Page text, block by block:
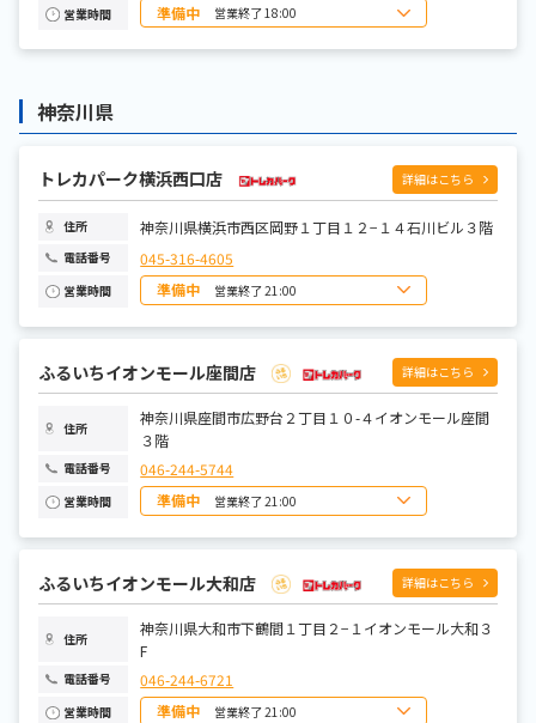
営業時間 準備中 営業終了 18:00
日曜日 10:00～18:00
土曜日 10:00～18:00
神奈川県
トレカパーク横浜西口店 詳細はこちら
住所 神奈川県横浜市西区岡野１丁目１２−１４石川ビル３階
電話番号 045-316-4605
営業時間 準備中 営業終了 21:00
日曜日 10:00~21:00
月曜日
水曜日 11:00~21:00
木曜日 11:00~21:00
金曜日
土曜日 10:00~21:00
ふるいちイオンモール座間店 詳細はこちら
住所
神奈川県座間市広野台２丁目１０-４イオンモール座間
３階
電話番号 046-244-5744
営業時間 準備中 営業終了 21:00
日曜日 10:00~21:00
月曜日
水曜日 10:00~21:00
木曜日 10:00~21:00
金曜日
土曜日 10:00~21:00
ふるいちイオンモール大和店 詳細はこちら
住所
神奈川県大和市下鶴間１丁目２−１イオンモール大和３
F
電話番号 046-244-6721
営業時間 準備中 営業終了 21:00